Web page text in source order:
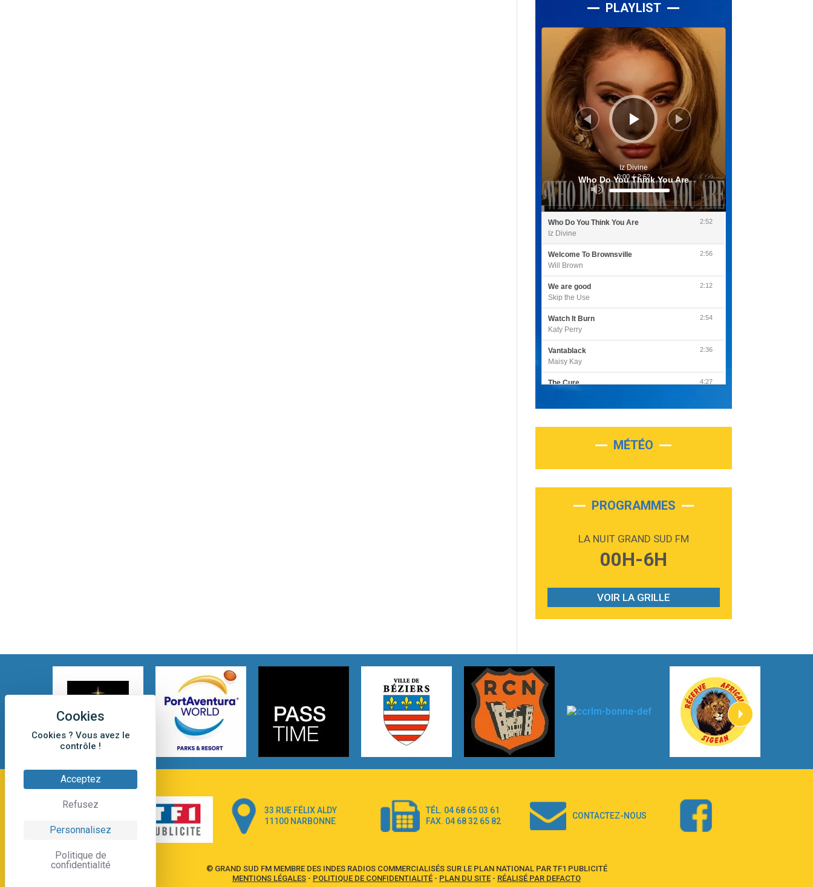
Cookies ? Vous avez le
contrôle !
Acceptez
Refusez
Personnalisez
Politique de
confidentialité
PLAYLIST
Lecteur
Iz Divine
Who Do You Think You Are
Utilisez
les
flèches
haut/bas
augmenter
le
volume.
0:00 / 2:52
Who Do You Think You Are
Iz Divine
2:52
Welcome To Brownsville
Will Brown
2:56
We are good
Skip the Use
2:12
Watch It Burn
Katy Perry
2:54
Vantablack
Maisy Kay
2:36
The Cure
4:27
Luke Combs
Second Chance
Martin Garrix & Ed Sheeran
Outta Sight
Bruno Mars
Love sensation
Madonna
2:59
Gracie Abrams
Taylor Swift
2:54
2:45
Heaven On Your Mind
Lovecats
2:57
Hate that i made you love me
3:14
Ray Dalton
MÉTÉO
PROGRAMMES
LA NUIT GRAND SUD FM
00H-6H
VOIR LA GRILLE
33 RUE FÉLIX ALDY
11100 NARBONNE
TÉL. 04 68 65 03 61
FAX. 04 68 32 65 82
CONTACTEZ-NOUS
© GRAND SUD FM MEMBRE DES INDES RADIOS COMMERCIALISÉS SUR LE PLAN NATIONAL PAR TF1 PUBLICITÉ
MENTIONS LÉGALES - POLITIQUE DE CONFIDENTIALITÉ - PLAN DU SITE - RÉALISÉ PAR DEFACTO